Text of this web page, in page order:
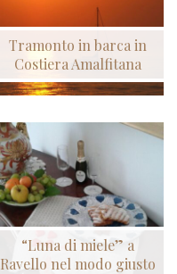
Tramonto in barca in
Costiera Amalfitana
“Luna di miele” a
Ravello nel modo giusto